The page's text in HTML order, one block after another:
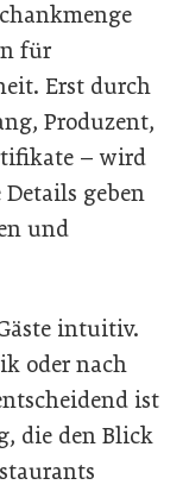
für
Erst durch
Produzent,
– wird
Details geben
und
intuitiv.
oder nach
ist
die den Blick